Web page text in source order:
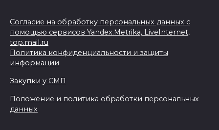
Согласие на обработку персональных данных с
помощью сервисов Yandex.Metrika, LiveInternet,
top.mail.ru
Политика конфиденциальности и защиты
информации
Закупки у СМП
Положение и политика обработки персональных
данных